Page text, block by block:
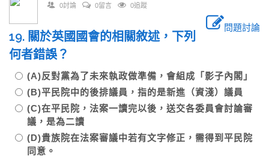
0討論 0留言 0追蹤
問題討論
19. 關於英國國會的相關敘述，下列
何者錯誤？
(A)反對黨為了未來執政做準備，會組成「影子內閣」
(B)平民院中的後排議員，指的是新進（資淺）議員
(C)在平民院，法案一讀完以後，送交各委員會討論審
議，是為二讀
(D)貴族院在法案審議中若有文字修正，需得到平民院
同意。